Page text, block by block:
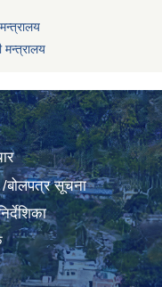
मन्त्रालय
/बोलपत्र सूचना